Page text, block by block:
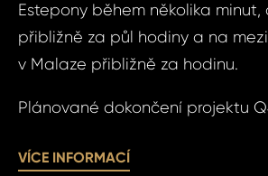
Estepony během několika
přibližně za půl hodiny a na
v Malaze přibližně za hodinu.
Plánované dokončení projektu
VÍCE INFORMACÍ